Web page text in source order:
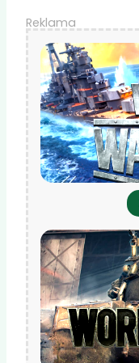
Reklama